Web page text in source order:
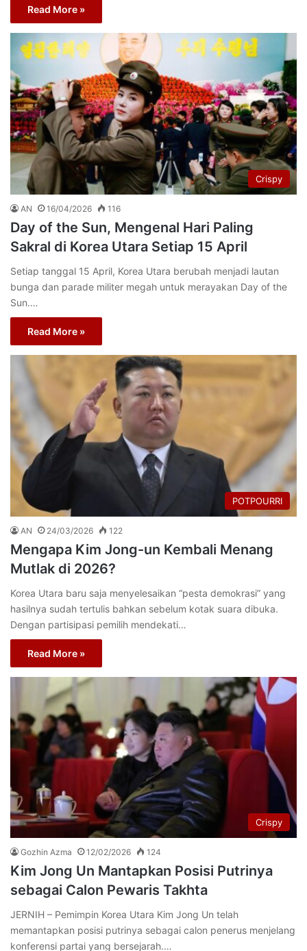
Read More »
Crispy
AN 16/04/2026 116
Day of the Sun, Mengenal Hari Paling
Sakral di Korea Utara Setiap 15 April
Setiap tanggal 15 April, Korea Utara berubah menjadi lautan
bunga dan parade militer megah untuk merayakan Day of the
Sun.…
Read More »
POTPOURRI
AN 24/03/2026 122
Mengapa Kim Jong-un Kembali Menang
Mutlak di 2026?
Korea Utara baru saja menyelesaikan “pesta demokrasi” yang
hasilnya sudah tertulis bahkan sebelum kotak suara dibuka.
Dengan partisipasi pemilih mendekati…
Read More »
Crispy
Gozhin Azma 12/02/2026 124
Kim Jong Un Mantapkan Posisi Putrinya
sebagai Calon Pewaris Takhta
JERNIH – Pemimpin Korea Utara Kim Jong Un telah
memantapkan posisi putrinya sebagai calon penerus menjelang
konferensi partai yang bersejarah.…